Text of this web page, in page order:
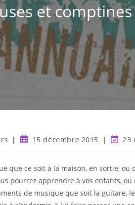
et comptines
15 décembre 2015 23
que ce soit à la maison, en sortie, ou
pourrez apprendre à vos enfants,
de musique que soit la guitare,